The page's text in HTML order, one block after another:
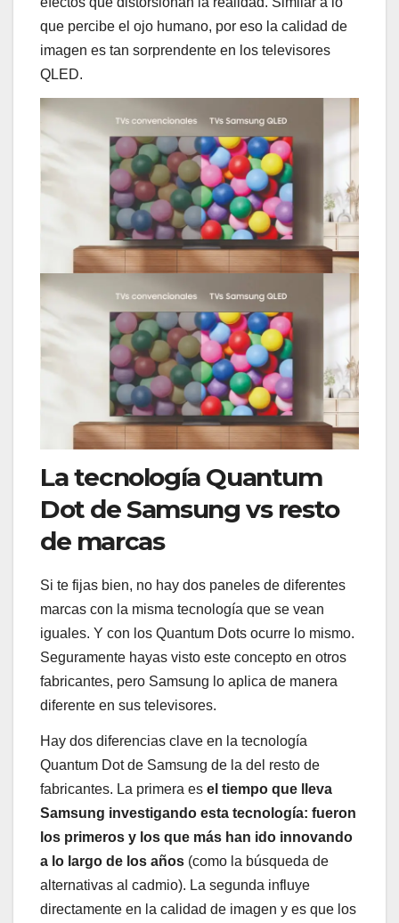
que percibe el ojo humano, por eso la calidad de
imagen es tan sorprendente en los televisores
QLED.
La tecnología Quantum
Dot de Samsung vs resto
de marcas
Si te fijas bien, no hay dos paneles de diferentes
marcas con la misma tecnología que se vean
iguales. Y con los Quantum Dots ocurre lo mismo.
Seguramente hayas visto este concepto en otros
fabricantes, pero Samsung lo aplica de manera
diferente en sus televisores.
Hay dos diferencias clave en la tecnología
Quantum Dot de Samsung de la del resto de
fabricantes. La primera es el tiempo que lleva
Samsung investigando esta tecnología: fueron
los primeros y los que más han ido innovando
a lo largo de los años (como la búsqueda de
alternativas al cadmio). La segunda influye
directamente en la calidad de imagen y es que los